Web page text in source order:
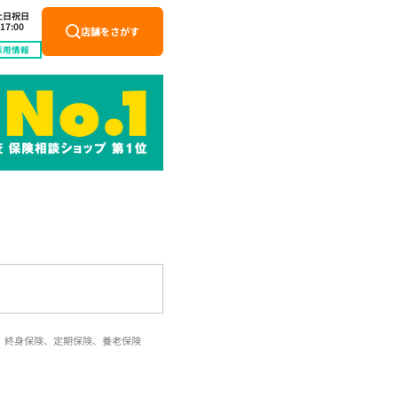
祝日
用情報
店舗をさがす
身保険、定期保険、養老保険